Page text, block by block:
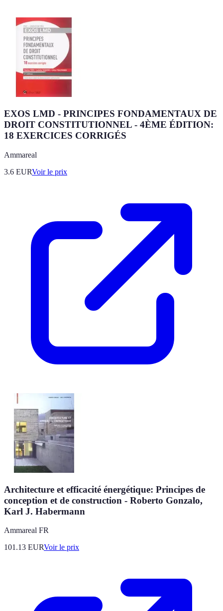
EXOS LMD - PRINCIPES FONDAMENTAUX DE
DROIT CONSTITUTIONNEL - 4ÈME ÉDITION:
18 EXERCICES CORRIGÉS
Ammareal
3.6 EURVoir le prix
Architecture et efficacité énergétique: Principes de
conception et de construction - Roberto Gonzalo,
Karl J. Habermann
Ammareal FR
101.13 EURVoir le prix